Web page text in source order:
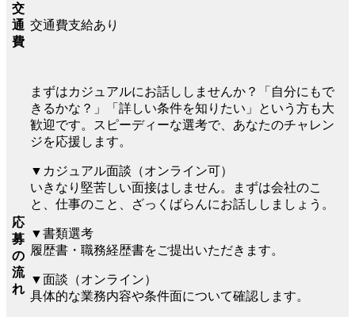
交
通
費
交通費支給あり
応
募
の
流
れ
まずはカジュアルにお話ししませんか？「自分にもで
きるかな？」「詳しい条件を知りたい」という方も大
歓迎です。スピーディーな選考で、あなたのチャレン
ジを応援します。
▼カジュアル面談（オンライン可）
いきなり堅苦しい面接はしません。まずは会社のこ
と、仕事のこと、ざっくばらんにお話ししましょう。
▼書類選考
履歴書・職務経歴書をご提出いただきます。
▼面談（オンライン）
具体的な業務内容や条件面について確認します。